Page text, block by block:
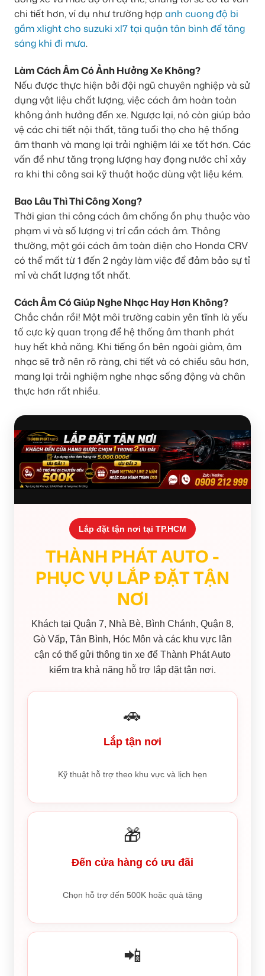
chi tiết hơn, ví dụ như trường hợp anh cuong độ bi
gầm xlight cho suzuki xl7 tại quận tân bình để tăng
sáng khi đi mưa.
Làm Cách Âm Có Ảnh Hưởng Xe Không?
Nếu được thực hiện bởi đội ngũ chuyên nghiệp và sử
dụng vật liệu chất lượng, việc cách âm hoàn toàn
không ảnh hưởng đến xe. Ngược lại, nó còn giúp bảo
vệ các chi tiết nội thất, tăng tuổi thọ cho hệ thống
âm thanh và mang lại trải nghiệm lái xe tốt hơn. Các
vấn đề như tăng trọng lượng hay đọng nước chỉ xảy
ra khi thi công sai kỹ thuật hoặc dùng vật liệu kém.
Bao Lâu Thì Thi Công Xong?
Thời gian thi công cách âm chống ồn phụ thuộc vào
phạm vi và số lượng vị trí cần cách âm. Thông
thường, một gói cách âm toàn diện cho Honda CRV
có thể mất từ 1 đến 2 ngày làm việc để đảm bảo sự tỉ
mỉ và chất lượng tốt nhất.
Cách Âm Có Giúp Nghe Nhạc Hay Hơn Không?
Chắc chắn rồi! Một môi trường cabin yên tĩnh là yếu
tố cực kỳ quan trọng để hệ thống âm thanh phát
huy hết khả năng. Khi tiếng ồn bên ngoài giảm, âm
nhạc sẽ trở nên rõ ràng, chi tiết và có chiều sâu hơn,
mang lại trải nghiệm nghe nhạc sống động và chân
thực hơn rất nhiều.
Lắp đặt tận nơi tại TP.HCM
THÀNH PHÁT AUTO -
PHỤC VỤ LẮP ĐẶT TẬN
NƠI
Khách tại Quận 7, Nhà Bè, Bình Chánh, Quận 8,
Gò Vấp, Tân Bình, Hóc Môn và các khu vực lân
cận có thể gửi thông tin xe để Thành Phát Auto
kiểm tra khả năng hỗ trợ lắp đặt tận nơi.
🚗
Lắp tận nơi
Kỹ thuật hỗ trợ theo khu vực và lịch hẹn
🎁
Đến cửa hàng có ưu đãi
Chọn hỗ trợ đến 500K hoặc quà tặng
📲